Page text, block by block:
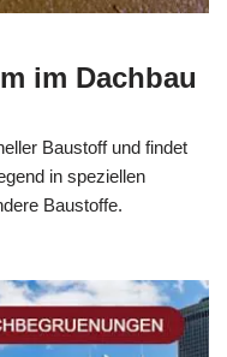
im Dachbau
Baustoff und findet
in speziellen
Baustoffe.